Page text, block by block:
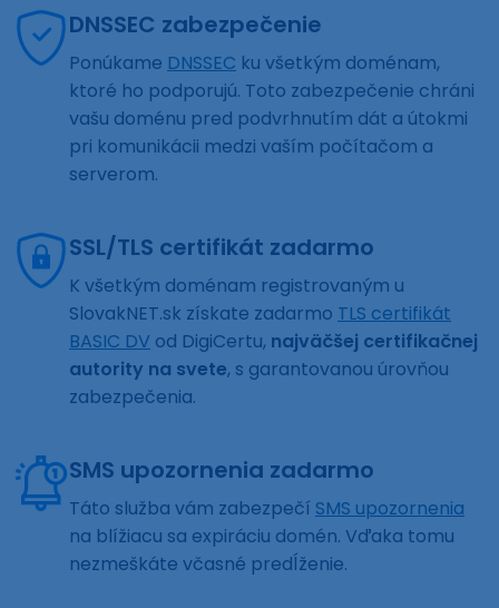
DNSSEC zabezpečenie
Ponúkame DNSSEC ku všetkým doménam,
ktoré ho podporujú. Toto zabezpečenie chráni
vašu doménu pred podvrhnutím dát a útokmi
pri komunikácii medzi vaším počítačom a
serverom.
SSL/TLS certifikát zadarmo
K všetkým doménam registrovaným u
SlovakNET.sk získate zadarmo TLS certifikát
BASIC DV od DigiCertu, najväčšej certifikačnej
autority na svete, s garantovanou úrovňou
zabezpečenia.
SMS upozornenia zadarmo
Táto služba vám zabezpečí SMS upozornenia
na blížiacu sa expiráciu domén. Vďaka tomu
nezmeškáte včasné predĺženie.